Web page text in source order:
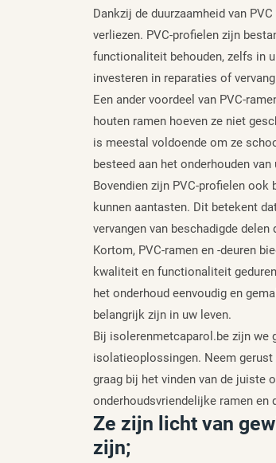
Dankzij de duurzaamheid van
verliezen. PVC-profielen zijn
functionaliteit behouden, zelfs in
investeren in reparaties of
Een ander voordeel van PVC-
houten ramen hoeven ze niet
is meestal voldoende om ze
besteed aan het onderhouden van
Bovendien zijn PVC-profielen
kunnen aantasten. Dit betekent
vervangen van beschadigde
Kortom, PVC-ramen en -deuren
kwaliteit en functionaliteit
het onderhoud eenvoudig en
belangrijk zijn in uw leven.
Bij isolerenmetcaparol.be zijn we
isolatieoplossingen. Neem
graag bij het vinden van de juiste
onderhoudsvriendelijke ramen en
Ze zijn licht van
zijn;